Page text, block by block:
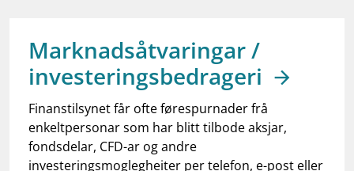
dashboardInformasjon for investorer
notifications_noneAbonner på nyhetsvarsel
Marknadsåtvaringar /
investeringsbedrageri
Finanstilsynet får ofte førespurnader frå
enkeltpersonar som har blitt tilbode aksjar,
fondsdelar, CFD-ar og andre
investeringsmoglegheiter per telefon, e-post eller